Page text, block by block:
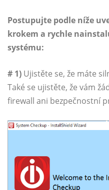
Postupujte podle níže
krokem a rychle
systému:
# 1) Ujistěte se, že máte
Také se ujistěte, že vám
firewall ani bezpečnostní